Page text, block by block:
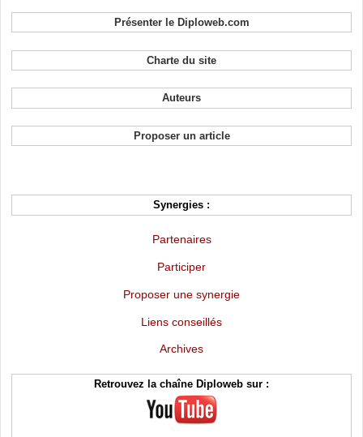
Présenter le Diploweb.com
Charte du site
Auteurs
Proposer un article
Synergies :
Partenaires
Participer
Proposer une synergie
Liens conseillés
Archives
Retrouvez la chaîne Diploweb sur :